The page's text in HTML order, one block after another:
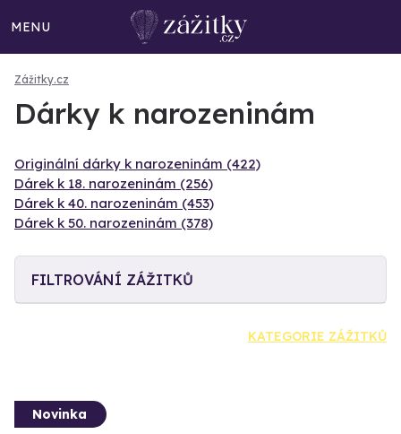
MENU
Zážitky.cz
Dárky k narozeninám
Originální dárky k narozeninám (422)
Dárek k 18. narozeninám (256)
Dárek k 40. narozeninám (453)
Dárek k 50. narozeninám (378)
FILTROVÁNÍ ZÁŽITKŮ
KATEGORIE ZÁŽITKŮ
Novinka